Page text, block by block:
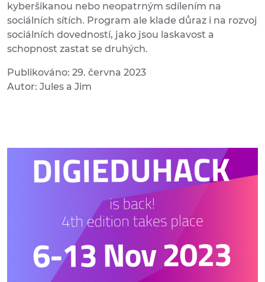
kyberšikanou nebo neopatrným sdílením na
sociálních sítích. Program ale klade důraz i na rozvoj
sociálních dovedností, jako jsou laskavost a
schopnost zastat se druhých.
Publikováno: 29. června 2023
Autor: Jules a Jim